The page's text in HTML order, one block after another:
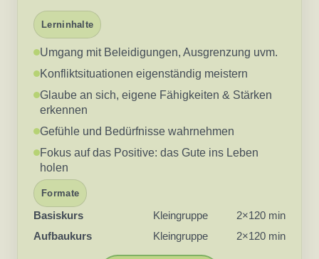
Lerninhalte
Umgang mit Beleidigungen, Ausgrenzung uvm.
Konfliktsituationen eigenständig meistern
Glaube an sich, eigene Fähigkeiten & Stärken
erkennen
Gefühle und Bedürfnisse wahrnehmen
Fokus auf das Positive: das Gute ins Leben
holen
Formate
Basiskurs Kleingruppe
2×120 min
Aufbaukurs
Kleingruppe 2×120 min